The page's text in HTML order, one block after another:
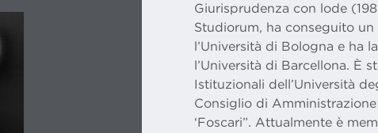
Giurisprudenza con lode
Studiorum, ha conseguito
l’Università di Bologna e ha
l’Università di Barcellona. È
Istituzionali dell’Università
Consiglio di
‘Foscari”. Attualmente è